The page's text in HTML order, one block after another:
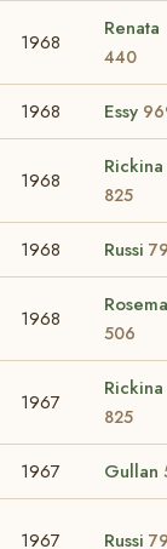
1968
Renata
440
1968 Essy
1968
Rickina
825
1968 Russi
1968
506
1967
Rickina
825
1967 Gullan
1967 Russi